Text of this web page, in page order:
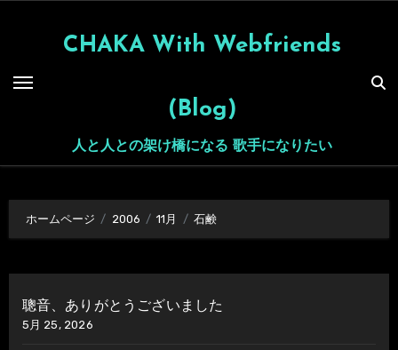
CHAKA With Webfriends
(Blog)
人と人との架け橋になる 歌手になりたい
ホームページ 2006 11月 石鹸
聰音、ありがとうございました
5月 25, 2026